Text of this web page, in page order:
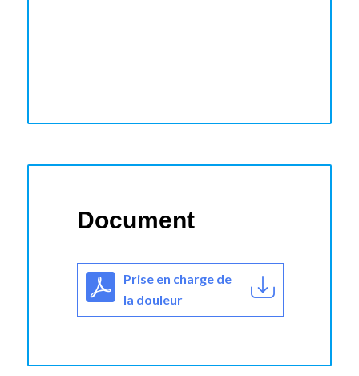
Document
Prise en charge de
la douleur